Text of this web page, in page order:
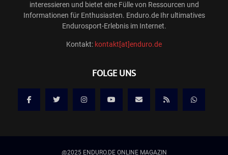
interessieren und bietet eine Fülle von Ressourcen und
Informationen für Enthusiasten. Enduro.de Ihr ultimatives
Endurosport-Erlebnis im Internet.
Kontakt: kontakt[at]enduro.de
FOLGE UNS
@2025 ENDURO.DE ONLINE MAGAZIN